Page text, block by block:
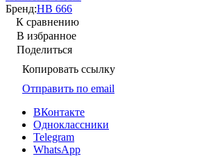
Бренд:HB 666
К сравнению
В избранное
Поделиться
Копировать ссылку
Отправить по email
ВКонтакте
Одноклассники
Telegram
WhatsApp